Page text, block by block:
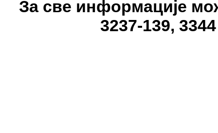
За све информације
3237-139,